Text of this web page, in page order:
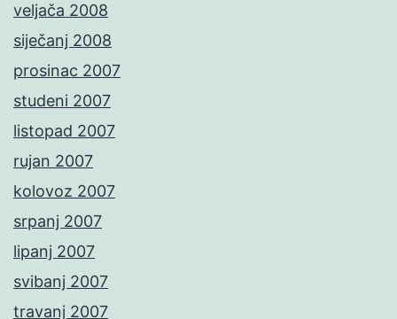
veljača 2008
siječanj 2008
prosinac 2007
studeni 2007
listopad 2007
rujan 2007
kolovoz 2007
srpanj 2007
lipanj 2007
svibanj 2007
travanj 2007